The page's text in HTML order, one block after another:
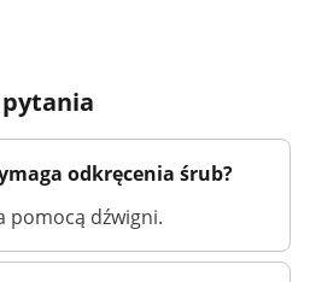
pytania
odkręcenia śrub?
pomocą dźwigni.